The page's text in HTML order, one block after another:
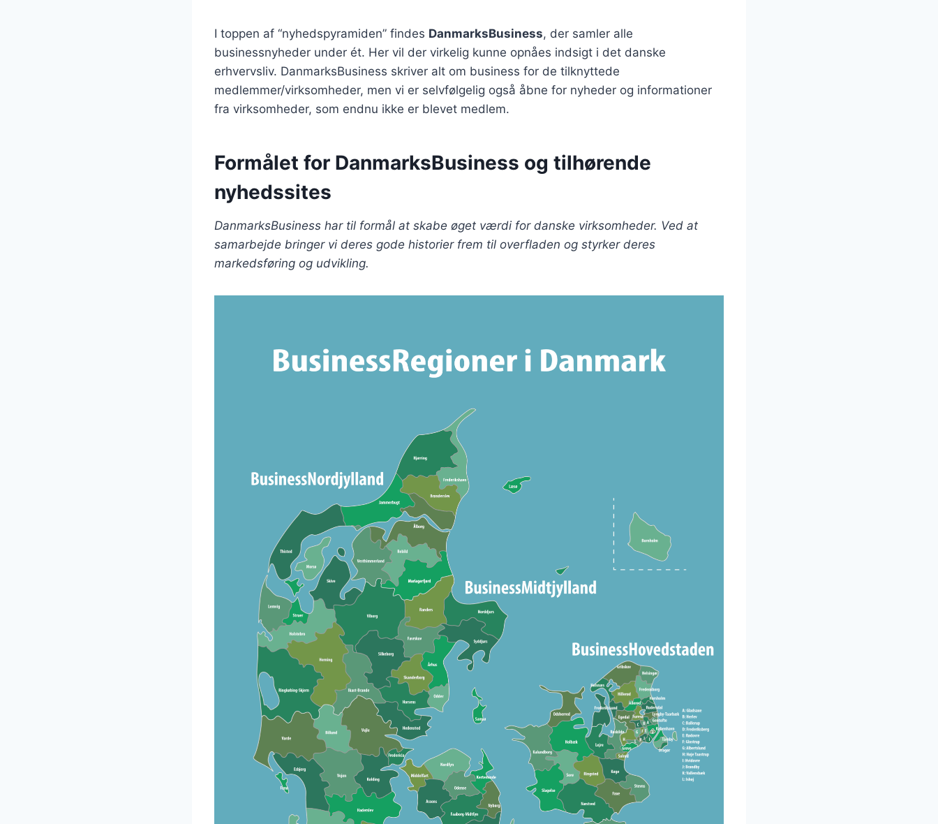
I toppen af “nyhedspyramiden” findes DanmarksBusiness, der samler alle
businessnyheder under ét. Her vil der virkelig kunne opnåes indsigt i det danske
erhvervsliv. DanmarksBusiness skriver alt om business for de tilknyttede
medlemmer/virksomheder, men vi er selvfølgelig også åbne for nyheder og informationer
fra virksomheder, som endnu ikke er blevet medlem.
Formålet for DanmarksBusiness og tilhørende
nyhedssites
DanmarksBusiness har til formål at skabe øget værdi for danske virksomheder. Ved at
samarbejde bringer vi deres gode historier frem til overfladen og styrker deres
markedsføring og udvikling.